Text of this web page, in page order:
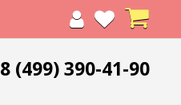
8 (499) 390-41-90